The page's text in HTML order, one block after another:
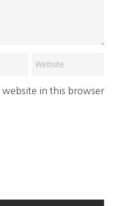
website in this browser